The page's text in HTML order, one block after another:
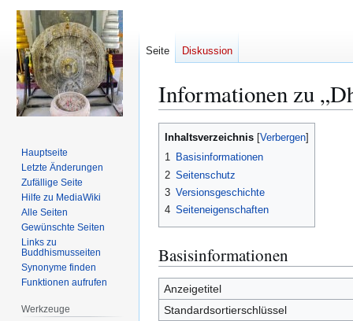
Informationen zu
Zur
Zur
Inhaltsverzeichnis
1 Basisinformationen
2 Seitenschutz
3 Versionsgeschichte
4 Seiteneigenschaften
Basisinformationen
Anzeigetitel
Standardsortierschlüssel
Seite Diskussion
Hauptseite
Letzte Änderungen
Zufällige Seite
Hilfe zu MediaWiki
Alle Seiten
Gewünschte Seiten
Links zu
Buddhismusseiten
Synonyme finden
Funktionen aufrufen
Werkzeuge